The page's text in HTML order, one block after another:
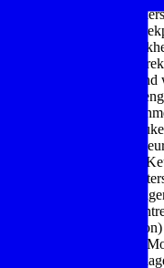
»
» Hoekkast
»
Keukenkranen » Met
Keukenkranen » Kokend
Keukenkranen »
» Duurzaamheid
»
Montagematerialen »
voor
van lades en deuren
»